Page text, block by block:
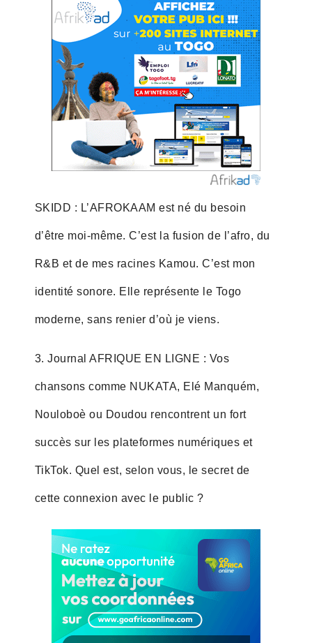
SKIDD : L’AFROKAAM est né du besoin
d’être moi-même. C’est la fusion de l’afro, du
R&B et de mes racines Kamou. C’est mon
identité sonore. Elle représente le Togo
moderne, sans renier d’où je viens.
3. Journal AFRIQUE EN LIGNE : Vos
chansons comme NUKATA, Elé Manquém,
Nouloboè ou Doudou rencontrent un fort
succès sur les plateformes numériques et
TikTok. Quel est, selon vous, le secret de
cette connexion avec le public ?